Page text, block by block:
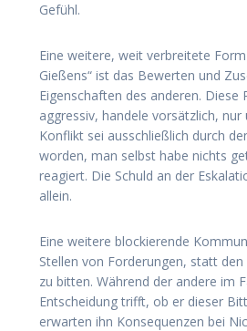
Gefühl.
Eine weitere, weit verbreitete
Gießens“ ist das Bewerten und
Eigenschaften des anderen. Diese
aggressiv, handele vorsätzlich,
Konflikt sei ausschließlich durch
worden, man selbst habe nichts
reagiert. Die Schuld an der
allein.
Eine weitere blockierende
Stellen von Forderungen, statt
zu bitten. Während der andere im
Entscheidung trifft, ob er dieser
erwarten ihn Konsequenzen bei